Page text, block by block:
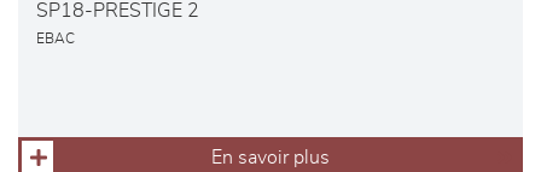
SP18-PRESTIGE 2
EBAC
En savoir plus